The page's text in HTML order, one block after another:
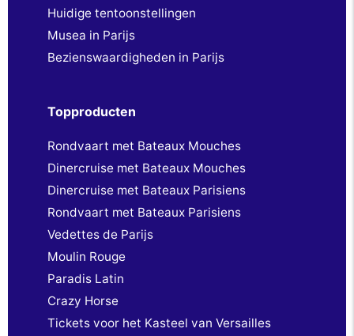
Huidige tentoonstellingen
Musea in Parijs
Bezienswaardigheden in Parijs
Topproducten
Rondvaart met Bateaux Mouches
Dinercruise met Bateaux Mouches
Dinercruise met Bateaux Parisiens
Rondvaart met Bateaux Parisiens
Vedettes de Parijs
Moulin Rouge
Paradis Latin
Crazy Horse
Tickets voor het Kasteel van Versailles